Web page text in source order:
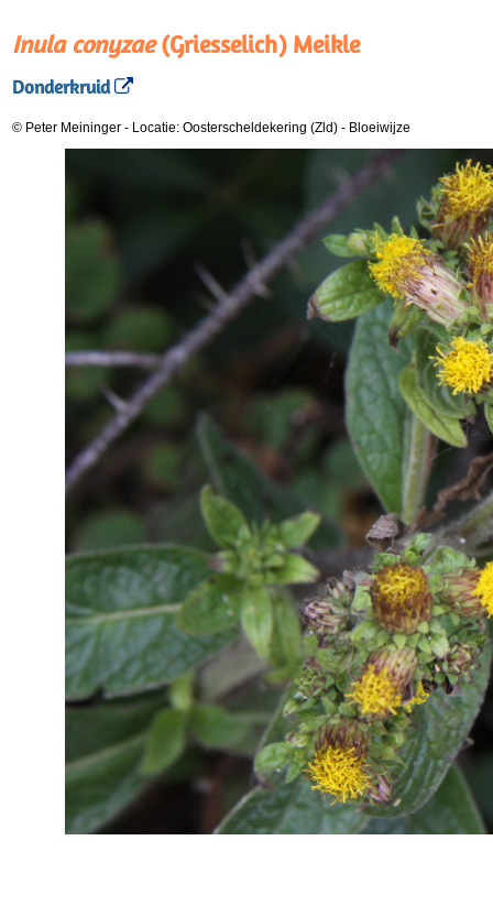
Inula conyzae(Griesselich) Meikle
Donderkruid
© Peter Meininger - Locatie: Oosterscheldekering (Zld) - Bloeiwijze